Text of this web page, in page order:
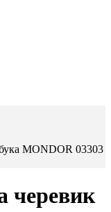
MONDOR 03303
черевик